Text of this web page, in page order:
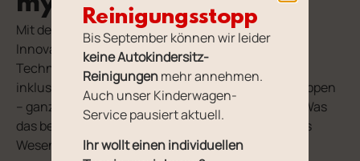
Mit dem MAVI stellt my junior® eine internationale
Innovation vor: Dank der patentierten EvoOne™-
Technologie lässt sich der Kinderwagen erstmals
inklusive Babywanne ultrakompakt zusammenklappen
– ganz ohne vorheriges Abnehmen der Aufsätze. Was
das bedeutet? Weniger Aufwand. Mehr Zeit für das
Wesentliche.
Reinigungsstopp
Bis September können wir leider
keine Autokindersitz-
Reinigungenmehr annehmen.
Auch unser Kinderwagen-
Service pausiert aktuell.
Ihr wollt einen individuellen